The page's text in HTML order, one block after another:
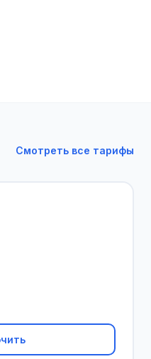
Смотреть все тарифы